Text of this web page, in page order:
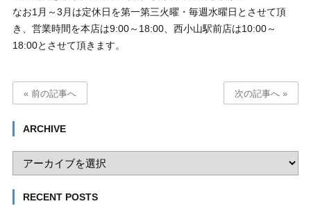
なお1月～3月は定休日を第一第三火曜・毎週水曜日とさせて頂
き、営業時間を本店は9:00～18:00、西小山駅前店は10:00～
18:00とさせて頂きます。
« 前の記事へ 次の記事へ »
ARCHIVE
RECENT POSTS